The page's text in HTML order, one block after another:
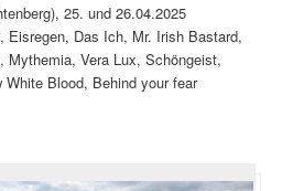
25. und 26.04.2025
Eisregen, Das Ich, Mr. Irish Bastard,
Mythemia, Vera Lux, Schöngeist,
White Blood, Behind your fear